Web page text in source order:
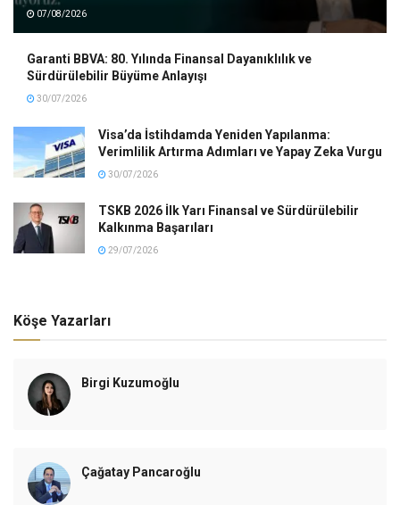
07/08/2026
Garanti BBVA: 80. Yılında Finansal Dayanıklılık ve
Sürdürülebilir Büyüme Anlayışı
30/07/2026
Visa’da İstihdamda Yeniden Yapılanma:
Verimlilik Artırma Adımları ve Yapay Zeka Vurgu
30/07/2026
TSKB 2026 İlk Yarı Finansal ve Sürdürülebilir
Kalkınma Başarıları
29/07/2026
Köşe Yazarları
Birgi Kuzumoğlu
Çağatay Pancaroğlu